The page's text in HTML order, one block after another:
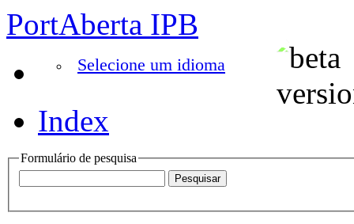
PortAberta IPB
Selecione um idioma
Index
Formulário de pesquisa